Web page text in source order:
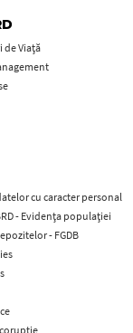
de Viață
cu caracter personal
- Evidența populației
- FGDB